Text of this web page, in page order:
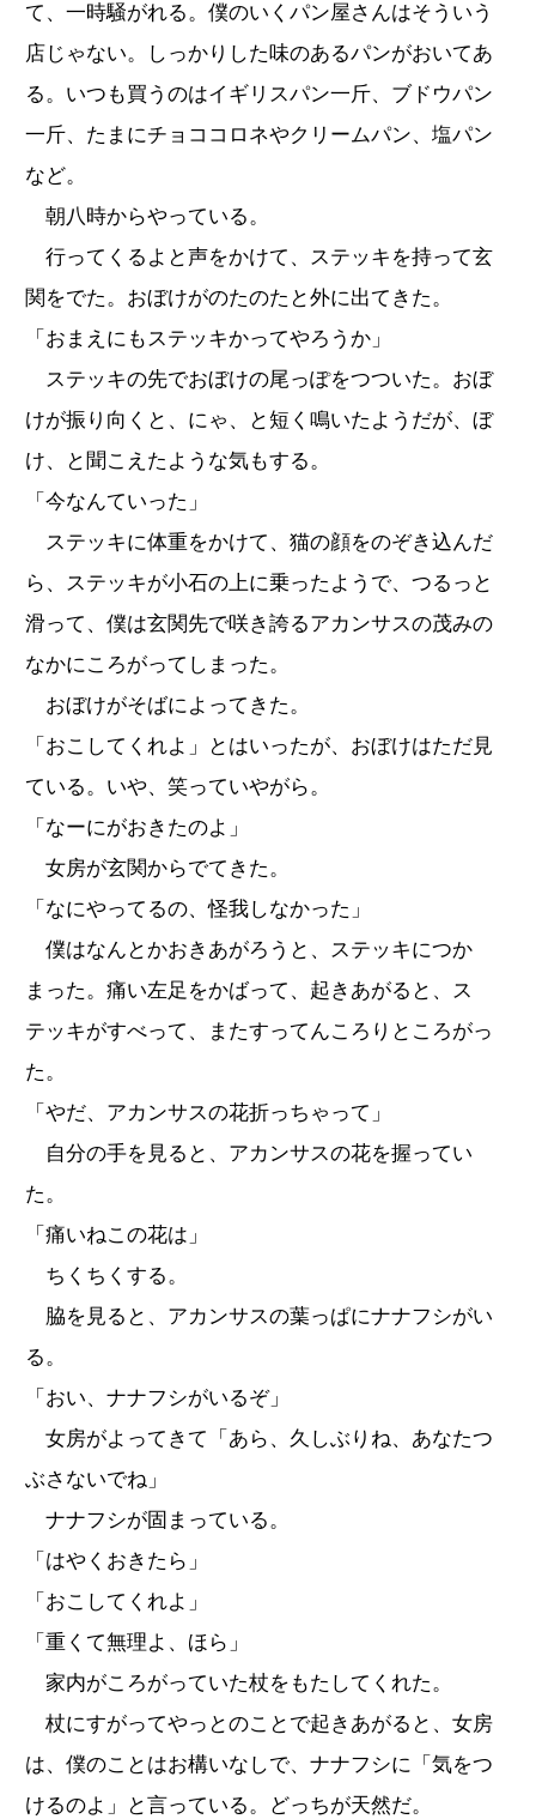
て、一時騒がれる。僕のいくパン屋さんはそういう
店じゃない。しっかりした味のあるパンがおいてあ
る。いつも買うのはイギリスパン一斤、ブドウパン
一斤、たまにチョココロネやクリームパン、塩パン
など。
朝八時からやっている。
行ってくるよと声をかけて、ステッキを持って玄
関をでた。おぼけがのたのたと外に出てきた。
「おまえにもステッキかってやろうか」
ステッキの先でおぼけの尾っぽをつついた。おぼ
けが振り向くと、にゃ、と短く鳴いたようだが、ぼ
け、と聞こえたような気もする。
「今なんていった」
ステッキに体重をかけて、猫の顔をのぞき込んだ
ら、ステッキが小石の上に乗ったようで、つるっと
滑って、僕は玄関先で咲き誇るアカンサスの茂みの
なかにころがってしまった。
おぼけがそばによってきた。
「おこしてくれよ」とはいったが、おぼけはただ見
ている。いや、笑っていやがら。
「なーにがおきたのよ」
女房が玄関からでてきた。
「なにやってるの、怪我しなかった」
僕はなんとかおきあがろうと、ステッキにつか
まった。痛い左足をかばって、起きあがると、ス
テッキがすべって、またすってんころりところがっ
た。
「やだ、アカンサスの花折っちゃって」
自分の手を見ると、アカンサスの花を握ってい
た。
「痛いねこの花は」
ちくちくする。
脇を見ると、アカンサスの葉っぱにナナフシがい
る。
「おい、ナナフシがいるぞ」
女房がよってきて「あら、久しぶりね、あなたつ
ぶさないでね」
ナナフシが固まっている。
「はやくおきたら」
「おこしてくれよ」
「重くて無理よ、ほら」
家内がころがっていた杖をもたしてくれた。
杖にすがってやっとのことで起きあがると、女房
は、僕のことはお構いなしで、ナナフシに「気をつ
けるのよ」と言っている。どっちが天然だ。